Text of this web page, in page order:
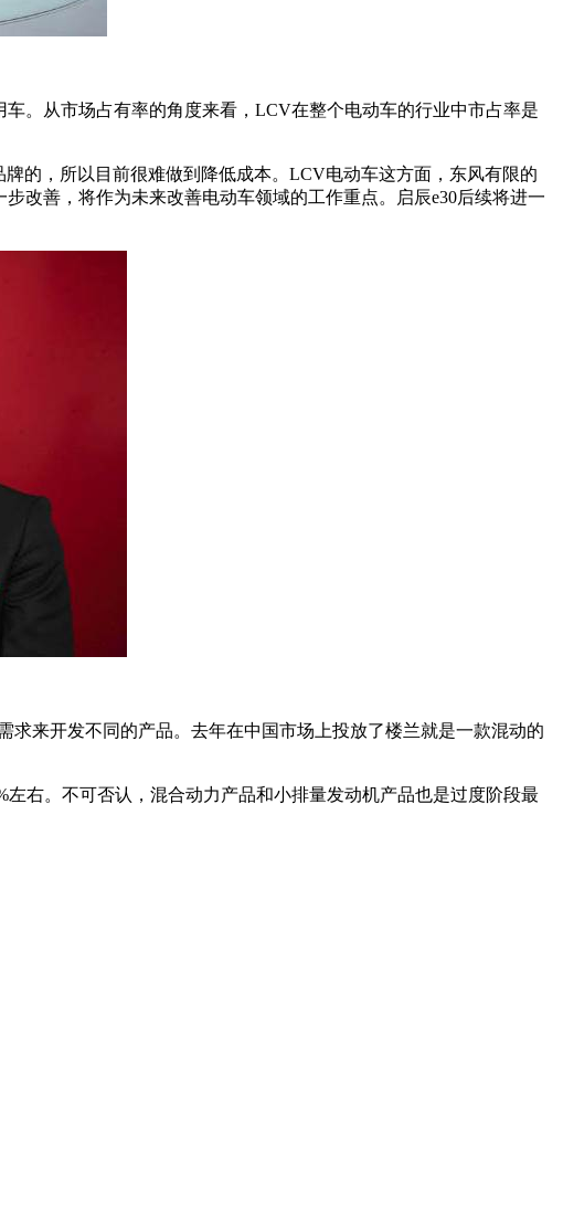
。从市场占有率的角度来看，LCV在整个电动车的行业中市占率是
的，所以目前很难做到降低成本。LCV电动车这方面，东风有限的
改善，将作为未来改善电动车领域的工作重点。启辰e30后续将进一
来开发不同的产品。去年在中国市场上投放了楼兰就是一款混动的
右。不可否认，混合动力产品和小排量发动机产品也是过度阶段最